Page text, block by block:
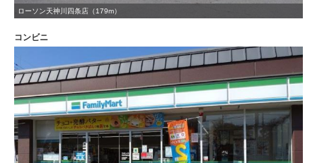
ローソン天神川四条店（179m）
コンビニ